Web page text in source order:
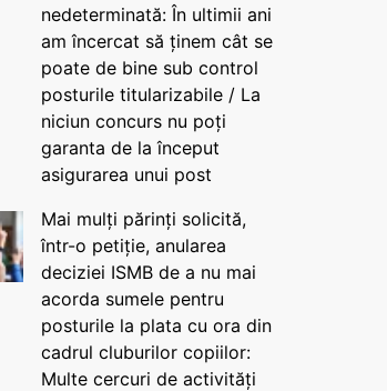
nedeterminată: În ultimii ani
am încercat să ținem cât se
poate de bine sub control
posturile titularizabile / La
niciun concurs nu poți
garanta de la început
asigurarea unui post
Mai mulți părinți solicită,
într-o petiție, anularea
deciziei ISMB de a nu mai
acorda sumele pentru
posturile la plata cu ora din
cadrul cluburilor copiilor:
Multe cercuri de activități